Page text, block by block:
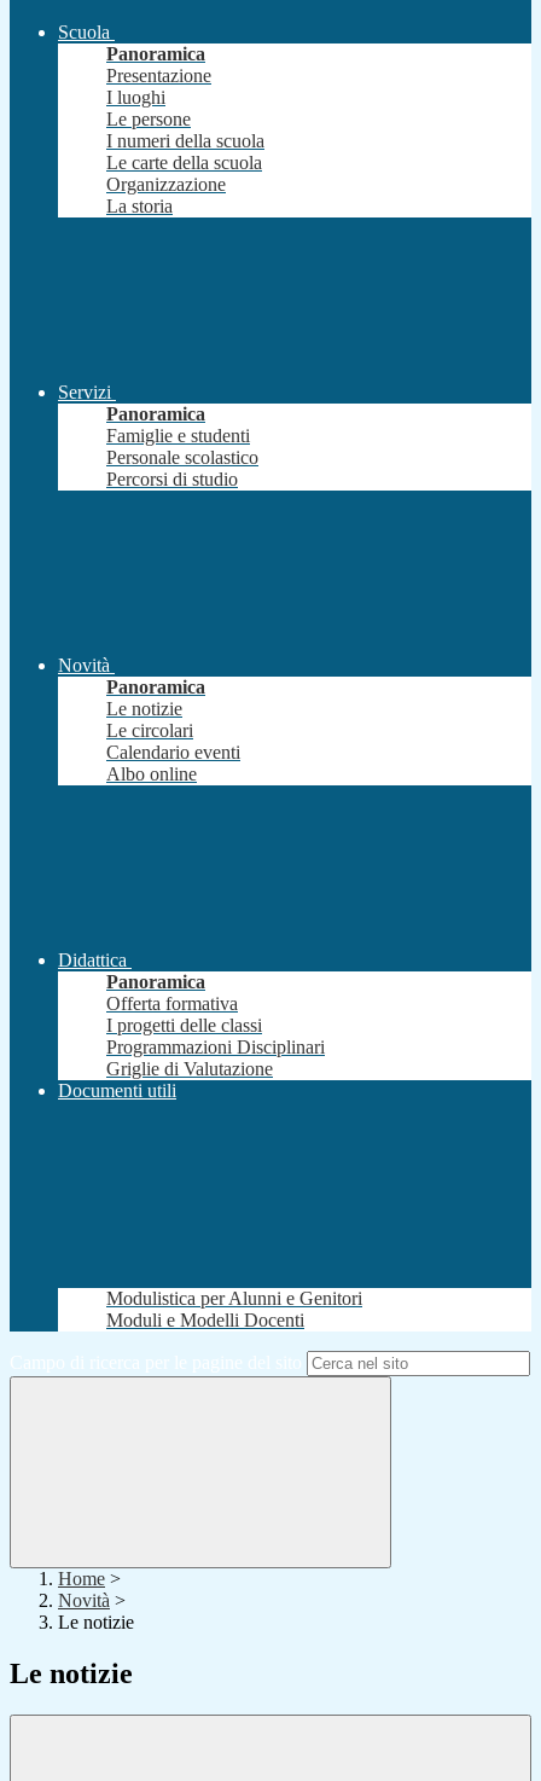
Scuola
Panoramica
Presentazione
I luoghi
Le persone
I numeri della scuola
Le carte della scuola
Organizzazione
La storia
Servizi
Panoramica
Famiglie e studenti
Personale scolastico
Percorsi di studio
Novità
Panoramica
Le notizie
Le circolari
Calendario eventi
Albo online
Didattica
Panoramica
Offerta formativa
I progetti delle classi
Programmazioni Disciplinari
Griglie di Valutazione
Documenti utili
Modulistica per Alunni e Genitori
Moduli e Modelli Docenti
Campo di ricerca per le pagine del sito
Home >
Novità >
Le notizie
Le notizie